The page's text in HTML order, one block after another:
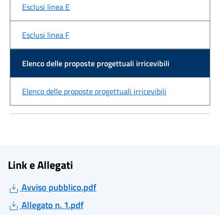
Esclusi linea E
Esclusi linea F
Elenco delle proposte progettuali irricevibili
Elenco delle proposte progettuali irricevibili
Link e Allegati
Avviso pubblico.pdf
Allegato n. 1.pdf